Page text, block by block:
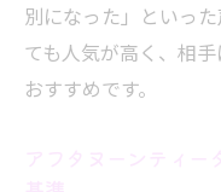
別になった」といっ
ても人気が高く、相
おすすめです。